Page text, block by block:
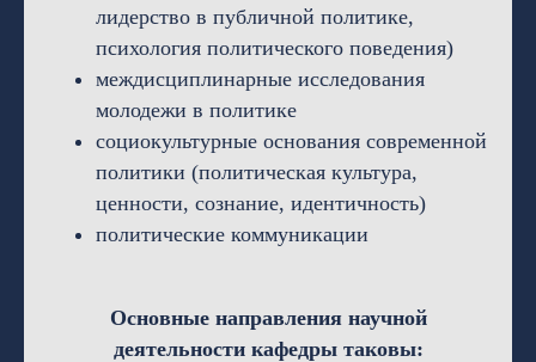
лидерство в публичной политике,
психология политического поведения)
междисциплинарные исследования
молодежи в политике
социокультурные основания современной
политики (политическая культура,
ценности, сознание, идентичность)
политические коммуникации
Основные направления научной
деятельности кафедры таковы: